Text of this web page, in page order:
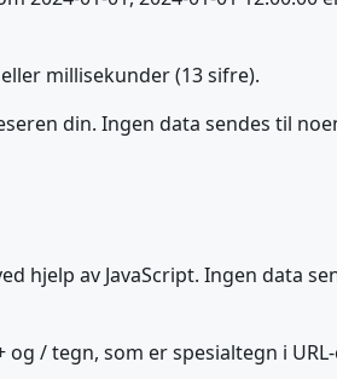
millisekunder (13 sifre).
din. Ingen data sendes til
hjelp av JavaScript. Ingen data
/ tegn, som er spesialtegn i